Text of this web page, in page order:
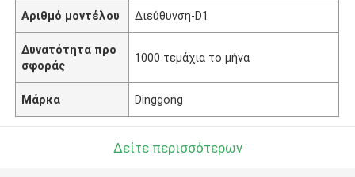
Αριθμό μοντέλου Διεύθυνση-D1
Δυνατότητα προ
σφοράς
1000 τεμάχια το μήνα
Μάρκα Dinggong
Δείτε περισσότερων